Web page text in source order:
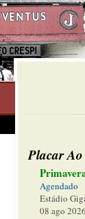
Placar
Agendado
Estádio
08 ago